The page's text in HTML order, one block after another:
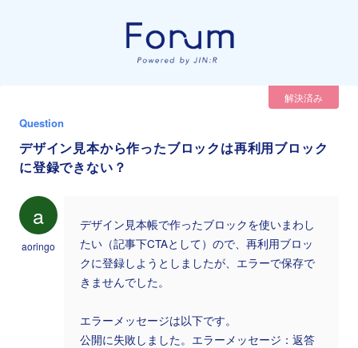
解決済み
Question
デザイン見本から作ったブロックは再利用ブロック
に登録できない？
a
aoringo
デザイン見本帳で作ったブロックを使いまわし
たい（記事下CTAとして）ので、再利用ブロッ
クに登録しようとしましたが、エラーで保存で
きませんでした。
エラーメッセージは以下です。
公開に失敗しました。エラーメッセージ：返答